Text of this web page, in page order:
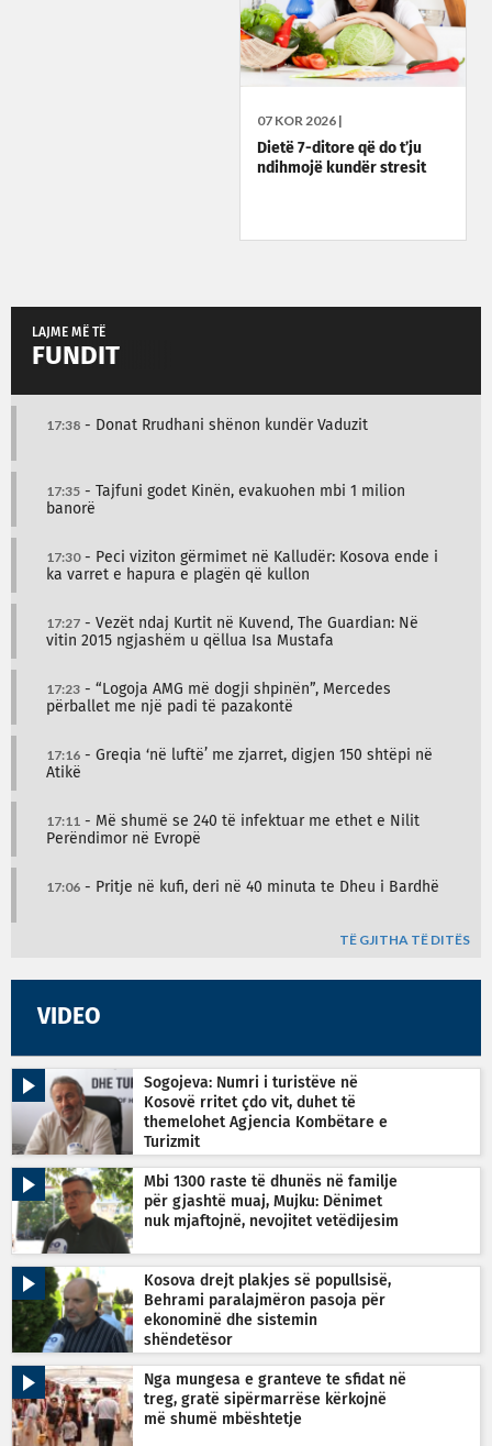
07 KOR 2026 |
Dietë 7-ditore që do t’ju
ndihmojë kundër stresit
LAJME MË TË
FUNDIT
17:38 - Donat Rrudhani shënon kundër Vaduzit
17:35 - Tajfuni godet Kinën, evakuohen mbi 1 milion
banorë
17:30- Peci viziton gërmimet në Kalludër: Kosova ende i
ka varret e hapura e plagën që kullon
17:27 - Vezët ndaj Kurtit në Kuvend, The Guardian: Në
vitin 2015 ngjashëm u qëllua Isa Mustafa
17:23 - “Logoja AMG më dogji shpinën”, Mercedes
përballet me një padi të pazakontë
17:16 - Greqia ‘në luftë’ me zjarret, digjen 150 shtëpi në
Atikë
17:11 - Më shumë se 240 të infektuar me ethet e Nilit
Perëndimor në Evropë
17:06 - Pritje në kufi, deri në 40 minuta te Dheu i Bardhë
TË GJITHA TË DITËS
VIDEO
Sogojeva: Numri i turistëve në
Kosovë rritet çdo vit, duhet të
themelohet Agjencia Kombëtare e
Turizmit
Mbi 1300 raste të dhunës në familje
për gjashtë muaj, Mujku: Dënimet
nuk mjaftojnë, nevojitet vetëdijesim
Kosova drejt plakjes së popullsisë,
Behrami paralajmëron pasoja për
ekonominë dhe sistemin
shëndetësor
Nga mungesa e granteve te sfidat në
treg, gratë sipërmarrëse kërkojnë
më shumë mbështetje